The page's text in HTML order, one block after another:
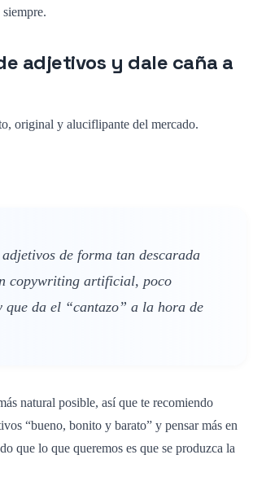
adjetivos y dale caña a
original y aluciflipante del mercado.
de forma tan descarada
copywriting artificial, poco
que da el “cantazo” a la hora de
natural posible, así que te recomiendo
“bueno, bonito y barato” y pensar más en
que lo que queremos es que se produzca la